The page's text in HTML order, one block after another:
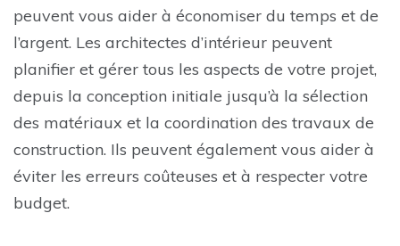
peuvent vous aider à économiser du temps et de
l’argent. Les architectes d’intérieur peuvent
planifier et gérer tous les aspects de votre projet,
depuis la conception initiale jusqu’à la sélection
des matériaux et la coordination des travaux de
construction. Ils peuvent également vous aider à
éviter les erreurs coûteuses et à respecter votre
budget.